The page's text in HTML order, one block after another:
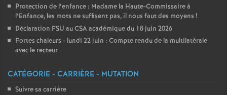
Protection de l’enfance : Madame la Haute-Commissaire à
l’Enfance, les mots ne suffisent pas, il nous faut des moyens !
Déclaration FSU au CSA académique du 18 juin 2026
Fortes chaleurs - lundi 22 juin : Compte rendu de la multilatérale
avec le recteur
CATÉGORIE - CARRIÈRE - MUTATION
Suivre sa carrière